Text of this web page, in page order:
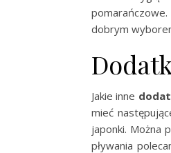
dobrym
Jakie inne
mieć
japonki. Można
pływania